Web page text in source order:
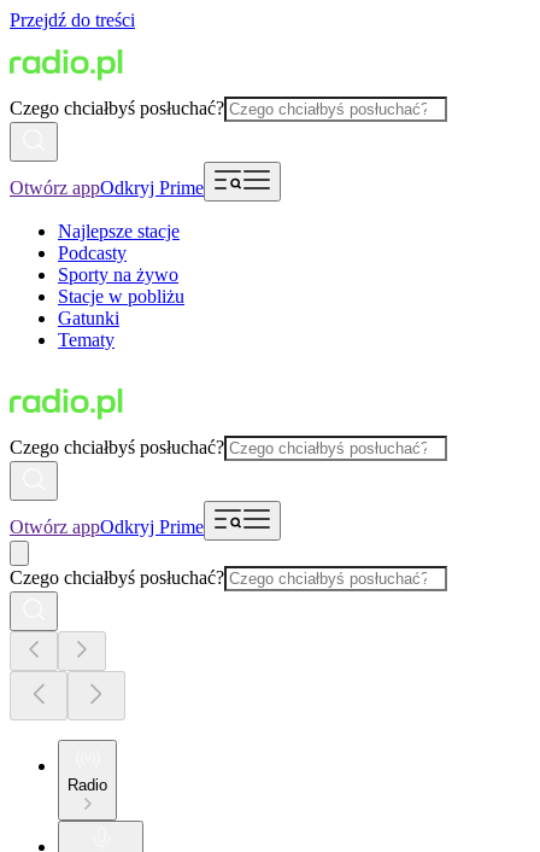
Przejdź do treści
Czego chciałbyś posłuchać?
Otwórz appOdkryj Prime
Najlepsze stacje
Podcasty
Sporty na żywo
Stacje w pobliżu
Gatunki
Tematy
Czego chciałbyś posłuchać?
Otwórz appOdkryj Prime
Czego chciałbyś posłuchać?
Radio